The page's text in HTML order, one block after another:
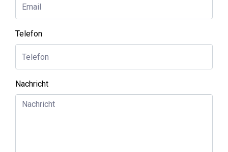
Telefon
Nachricht